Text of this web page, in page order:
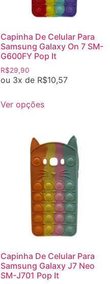
Capinha De Celular Para
Samsung Galaxy On 7 SM-
G600FY Pop It
R$29,90
ou 3x de R$10,57
Ver opções
Capinha De Celular Para
Samsung Galaxy J7 Neo
SM-J701 Pop It